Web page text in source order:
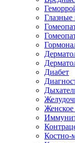
Глазные
Диабет
Женское
Костно-